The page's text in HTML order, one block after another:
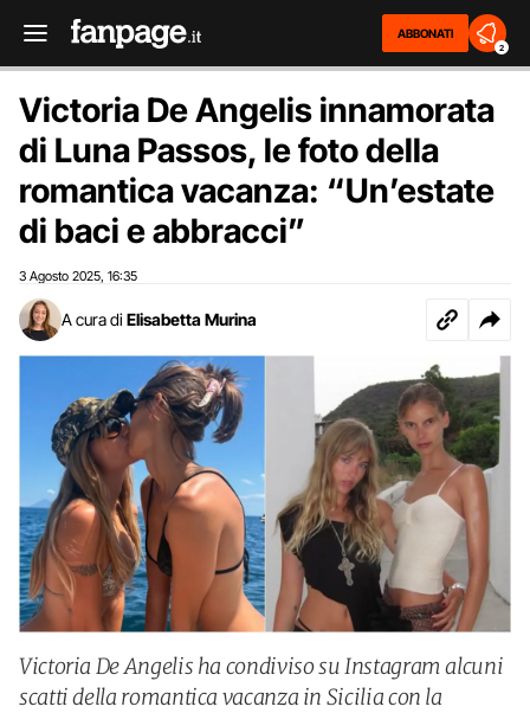
ABBONATI
2
Victoria De Angelis innamorata
di Luna Passos, le foto della
romantica vacanza: “Un’estate
di baci e abbracci”
3 Agosto 2025 16:35
A cura di Elisabetta Murina
Victoria De Angelis ha condiviso su Instagram alcuni
scatti della romantica vacanza in Sicilia con la